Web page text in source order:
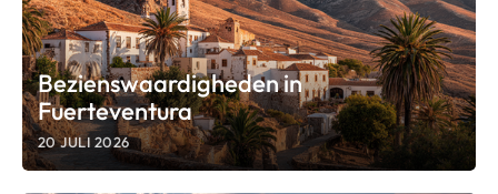
Bezienswaardigheden in
Fuerteventura
20 JULI 2026